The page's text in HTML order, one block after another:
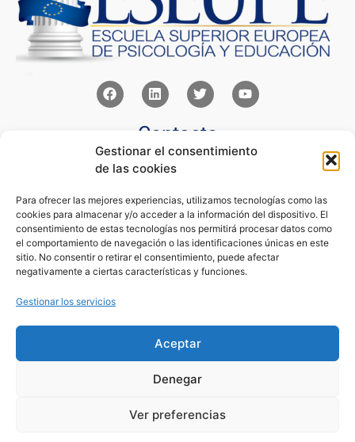
Gestionar el consentimiento
de las cookies
Para ofrecer las mejores experiencias, utilizamos tecnologías como las
cookies para almacenar y/o acceder a la información del dispositivo. El
consentimiento de estas tecnologías nos permitirá procesar datos como
el comportamiento de navegación o las identificaciones únicas en este
sitio. No consentir o retirar el consentimiento, puede afectar
negativamente a ciertas características y funciones.
Gestionar los servicios
Aceptar
Denegar
Ver preferencias
Contacto
Av Juan XXIII 15b Pozuelo de Alarcón – Madrid
+34 91 352 77 28
Links
Norlan Digital Marketing Para Psicólogos
Psicólogos Pozuelo
Psicología Para Tod@s
Legal
Condiciones de Uso y Venta
Política de Privacidad